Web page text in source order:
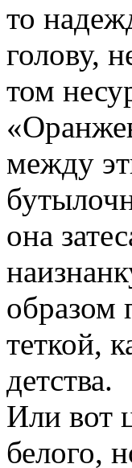
то
голову,
том
между
она
образом
теткой,
детства.
Или вот
белого,